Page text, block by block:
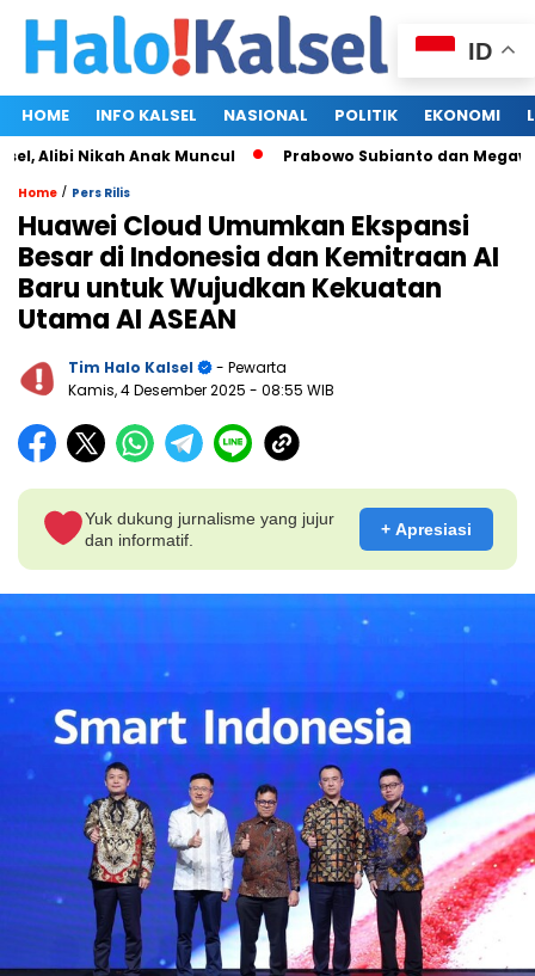
HOME INFO KALSEL NASIONAL POLITIK EKONOMI
Anak Muncul Prabowo Subianto dan Megawati
Home / Pers Rilis
Huawei Cloud Umumkan Ekspansi
Besar di Indonesia dan Kemitraan AI
Baru untuk Wujudkan Kekuatan
Utama AI ASEAN
Tim Halo Kalsel
- Pewarta
Kamis, 4 Desember 2025 - 08:55 WIB
Yuk dukung jurnalisme yang jujur
dan informatif.
+ Apresiasi
ID